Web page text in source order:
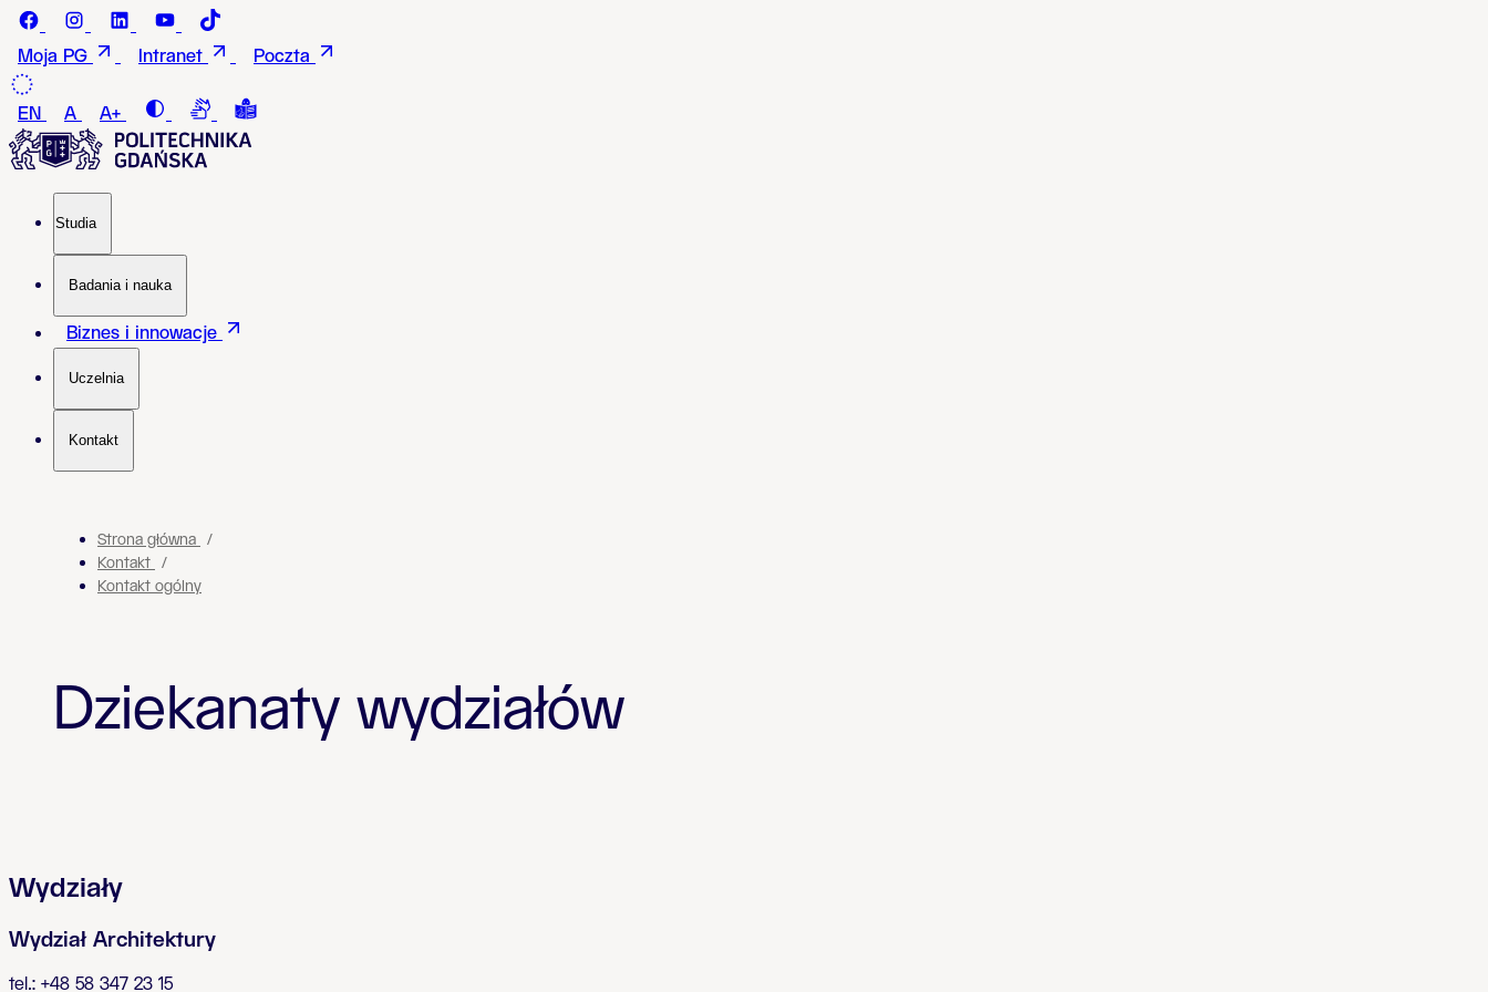
Przejdź do treści
Facebook - Politechnika Gdańska
instagram - Politechnika Gdańska
LinkedIn - Politechnika Gdańska
Youtube - Politechnika Gdańska
Moja PG
Intranet Poczta
EN A A+ ContrastConnection with a sign language interpreter
Tekst łatwy do czytania i rozumienia (ETR)
Studia
Badania i nauka
Biznes i innowacje
Uczelnia
Kontakt
Strona główna
Kontakt
Kontakt ogólny
Dziekanaty wydziałów
Wydziały
Wydział Architektury
tel.: +48 58 347 23 15